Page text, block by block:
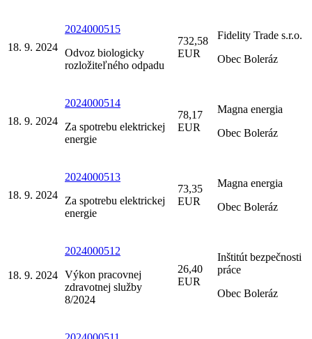
18. 9. 2024
2024000515
Odvoz biologicky
rozložiteľného odpadu
732,58
EUR
Fidelity Trade s.r.o.
Obec Boleráz
18. 9. 2024
2024000514
Za spotrebu elektrickej
energie
78,17
EUR
Magna energia
Obec Boleráz
18. 9. 2024
2024000513
Za spotrebu elektrickej
energie
73,35
EUR
Magna energia
Obec Boleráz
18. 9. 2024
2024000512
Výkon pracovnej
zdravotnej služby
8/2024
26,40
EUR
Inštitút bezpečnosti
práce
Obec Boleráz